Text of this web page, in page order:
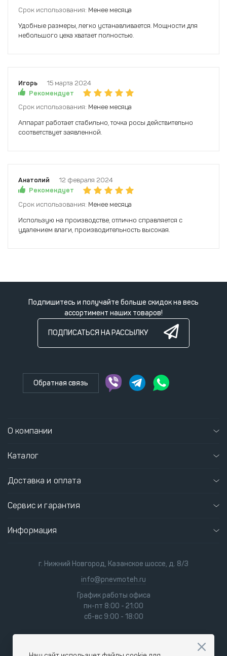
Срок использования: Менее месяца
Удобные размеры, легко устанавливается. Мощности для
небольшого цеха хватает полностью.
Игорь
15 марта 2024
Рекомендует
Срок использования: Менее месяца
Аппарат работает стабильно, точка росы действительно
соответствует заявленной.
Анатолий
12 февраля 2024
Рекомендует
Срок использования: Менее месяца
Использую на производстве, отлично справляется с
удалением влаги, производительность высокая.
Подпишитесь и получайте больше скидок на весь
ассортимент наших товаров!
ПОДПИСАТЬСЯ НА РАССЫЛКУ
Обратная связь
О компании
Каталог
Доставка и оплата
Сервис и гарантия
Информация
г. Нижний Новгород, Казанское шоссе, д. 8/3
info@pnevmoteh.ru
График работы офиса
пн-пт 8:00 - 21:00
сб-вс 9:00 - 18:00